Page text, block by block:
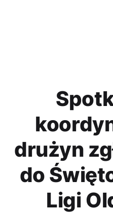
drużyn
do
Ligi